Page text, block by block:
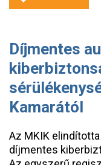
Díjmentes
Kamarától
Az MKIK
díjmentes